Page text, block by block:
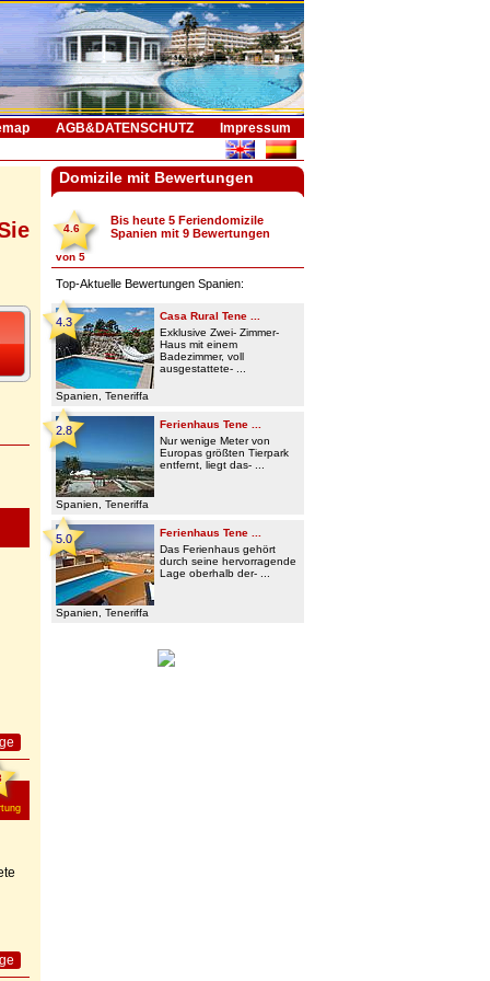
AGB&DATENSCHUTZ Impressum
Domizile mit Bewertungen
4.6
von 5
Bis heute 5 Feriendomizile
Spanien mit 9Bewertungen
Top-Aktuelle Bewertungen Spanien:
Casa Rural Tene ...
Exklusive Zwei- Zimmer-
Haus mit einem
Badezimmer, voll
ausgestattete- ...
Spanien, Teneriffa
4.3
Ferienhaus Tene ...
Nur wenige Meter von
Europas größten Tierpark
entfernt, liegt das- ...
Spanien, Teneriffa
2.8
Ferienhaus Tene ...
Das Ferienhaus gehört
durch seine hervorragende
Lage oberhalb der- ...
Spanien, Teneriffa
5.0